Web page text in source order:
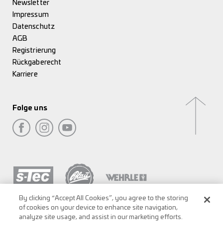
Newsletter
Impressum
Datenschutz
AGB
Registrierung
Rückgaberecht
Karriere
Folge uns
By clicking “Accept All Cookies”, you agree to the storing
of cookies on your device to enhance site navigation,
analyze site usage, and assist in our marketing efforts.